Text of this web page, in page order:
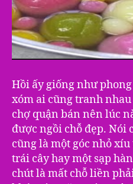
Hồi ấy giống như
xóm ai cũng tranh
chợ quận bán nên lúc
được ngồi chỗ đẹp. Nói
cũng là một góc nhỏ
trái cây hay một sạp
chút là mất chỗ liền